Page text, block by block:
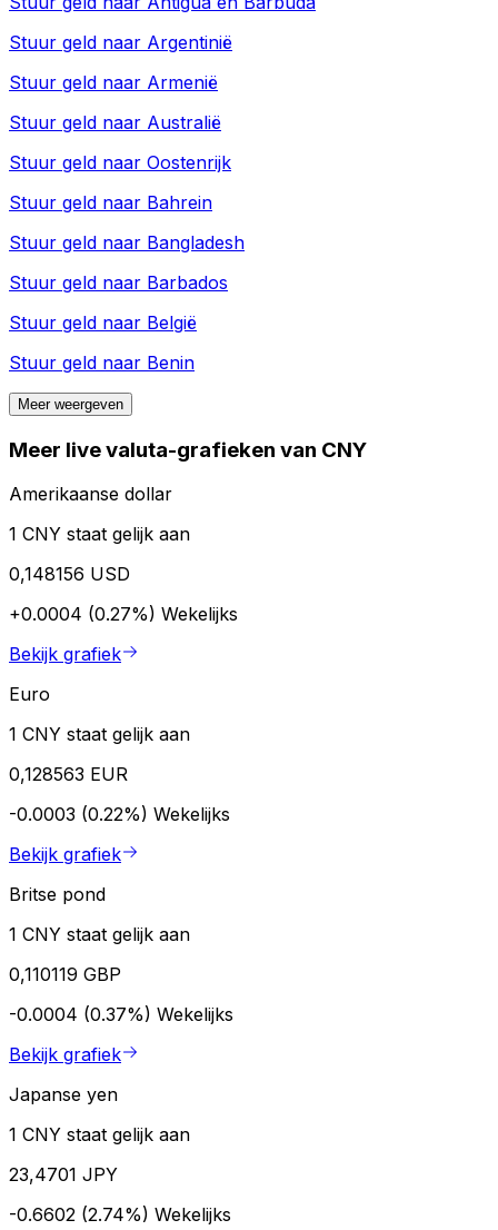
Stuur geld naar Argentinië
Stuur geld naar Armenië
Stuur geld naar Australië
Stuur geld naar Oostenrijk
Stuur geld naar Bahrein
Stuur geld naar Bangladesh
Stuur geld naar Barbados
Stuur geld naar België
Stuur geld naar Benin
Meer weergeven
Meer live valuta-grafieken van CNY
Amerikaanse dollar
1 CNY staat gelijk aan
0,148156 USD
+0.0004 (0.27%) Wekelijks
Bekijk grafiek
Euro
1 CNY staat gelijk aan
0,128563 EUR
-0.0003 (0.22%) Wekelijks
Bekijk grafiek
Britse pond
1 CNY staat gelijk aan
0,110119 GBP
-0.0004 (0.37%) Wekelijks
Bekijk grafiek
Japanse yen
1 CNY staat gelijk aan
23,4701 JPY
-0.6602 (2.74%) Wekelijks